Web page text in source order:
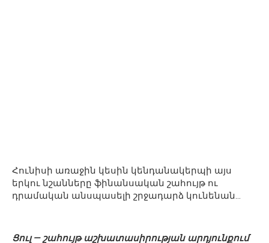
Հունիսի առաջին կեսին կենդանակերպի այս
երկու նշանները ֆինանսական շահույթ ու
դրամական անսպասելի շրջադարձ կունենան…
Ցուլ — շահույթ աշխատասիրության արդյունքում